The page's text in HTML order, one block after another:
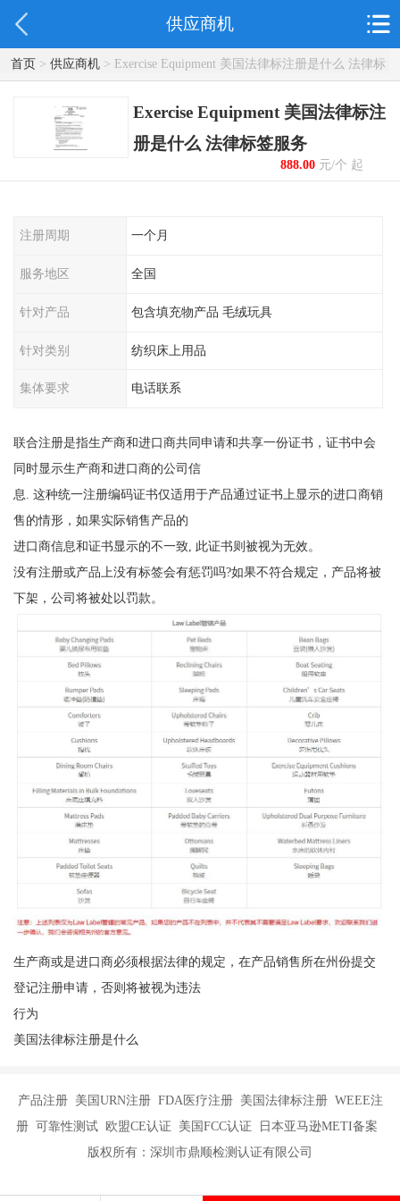
供应商机
首页> 供应商机> Exercise Equipment 美国法律标注册是什么 法律标
签服务
Exercise Equipment 美国法律标注
册是什么 法律标签服务
888.00元/个 起
注册周期 一个月
服务地区 全国
针对产品 包含填充物产品 毛绒玩具
针对类别 纺织床上用品
集体要求 电话联系
联合注册是指生产商和进口商共同申请和共享一份证书，证书中会
同时显示生产商和进口商的公司信
息. 这种统一注册编码证书仅适用于产品通过证书上显示的进口商销
售的情形，如果实际销售产品的
进口商信息和证书显示的不一致, 此证书则被视为无效。
没有注册或产品上没有标签会有惩罚吗?如果不符合规定，产品将被
下架，公司将被处以罚款。
生产商或是进口商必须根据法律的规定，在产品销售所在州份提交
登记注册申请，否则将被视为违法
行为
美国法律标注册是什么
产品注册 美国URN注册 FDA医疗注册 美国法律标注册 WEEE注
册 可靠性测试 欧盟CE认证 美国FCC认证 日本亚马逊METI备案
版权所有：深圳市鼎顺检测认证有限公司